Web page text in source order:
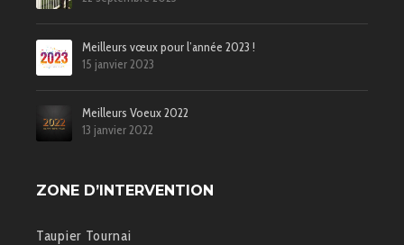
Meilleurs vœux pour l’année 2023 !
15 janvier 2023
Meilleurs Voeux 2022
13 janvier 2022
ZONE D’INTERVENTION
Taupier Tournai